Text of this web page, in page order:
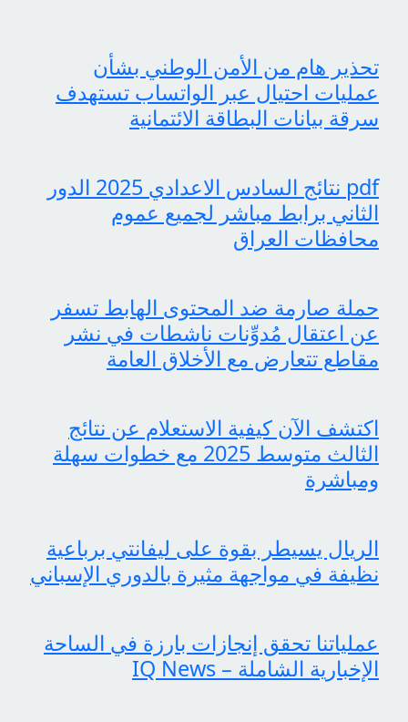
تحذير هام من الأمن الوطني بشأن
عمليات احتيال عبر الواتساب تستهدف
سرقة بيانات البطاقة الائتمانية
pdf نتائج السادس الاعدادي 2025 الدور
الثاني برابط مباشر لجميع عموم
محافظات العراق
حملة صارمة ضد المحتوى الهابط تسفر
عن اعتقال مُدوِّنات ناشطات في نشر
مقاطع تتعارض مع الأخلاق العامة
اكتشف الآن كيفية الاستعلام عن نتائج
الثالث متوسط 2025 مع خطوات سهلة
ومباشرة
الريال يسيطر بقوة على ليفانتي برباعية
نظيفة في مواجهة مثيرة بالدوري الإسباني
عملياتنا تحقق إنجازات بارزة في الساحة
الإخبارية الشاملة – IQ News